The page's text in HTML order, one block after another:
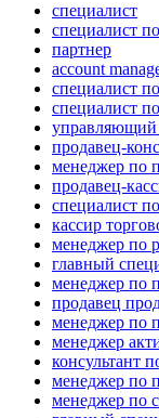
специалист
специалист
партнер
account
специалист
специалист
управляющий
продавец-
менеджер по
продавец-
специалист
кассир
менеджер по
главный
менеджер по
продавец
менеджер по
менеджер
консультант
менеджер по
менеджер по